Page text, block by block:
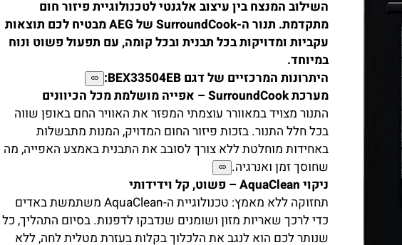
השילוב המנצח בין עיצוב אלגנטי לטכנולוגיית פיזור חום
מתקדמת. תנור ה-SurroundCook של AEG מבטיח לכם תוצאות
עקביות ומדויקות בכל תבנית ובכל קומה, עם תפעול פשוט ונוח
במיוחד.
היתרונות המרכזיים של דגם BEX33504EB:
מערכת SurroundCook – אפייה מושלמת מכל הכיוונים
התנור מצויד במאוורר עוצמתי המפזר את האוויר החם באופן שווה
בכל חלל התנור. בזכות פיזור החום המדויק, המנות מתבשלות
באחידות מוחלטת ללא צורך לסובב את התבנית באמצע האפייה, מה
שחוסך זמן ואנרגיה.
ניקוי AquaClean – פשוט, קל וידידותי
תחזוקה ללא מאמץ: טכנולוגיית ה-AquaClean משתמשת באדים